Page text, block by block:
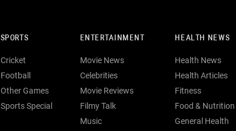
SPORTS
Cricket
Football
Other Games
Sports Special
ENTERTAINMENT
Movie News
Celebrities
Movie Reviews
Filmy Talk
Music
HEALTH NEWS
Health News
Health Articles
Fitness
Food & Nutrition
General Health